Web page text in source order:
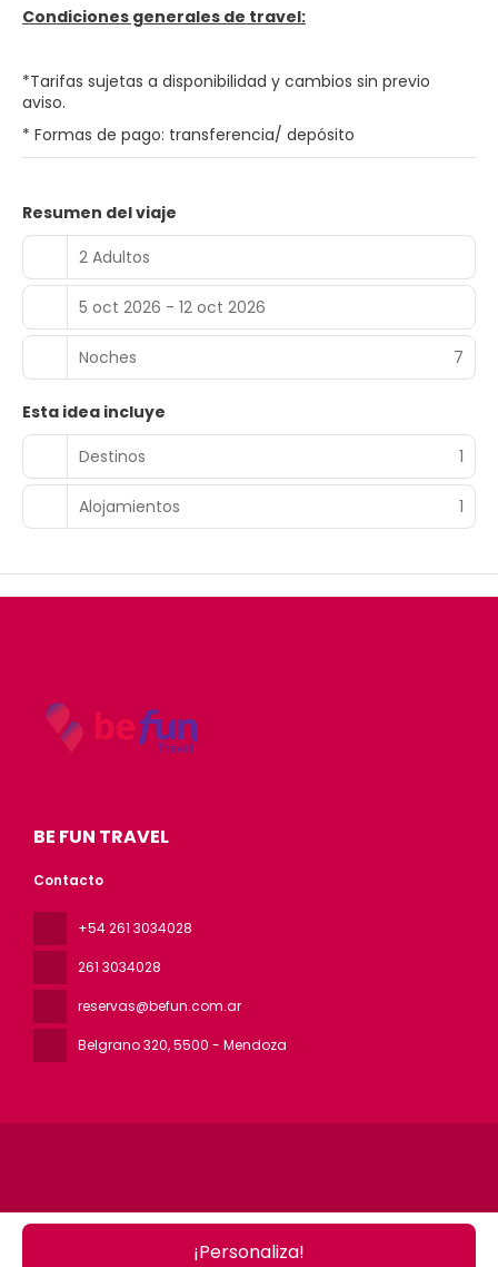
¡Personaliza!
Condiciones generales de travel:
*Tarifas sujetas a disponibilidad y cambios sin previo
aviso.
* Formas de pago: transferencia/ depósito
Resumen del viaje
2 Adultos
5 oct 2026 - 12 oct 2026
Noches 7
Esta idea incluye
Destinos
1
Alojamientos 1
BE FUN TRAVEL
Contacto
+54 261 3034028
261 3034028
reservas@befun.com.ar
Belgrano 320, 5500 - Mendoza
Todos los derechos reservados BE FUN © 2026
Política de